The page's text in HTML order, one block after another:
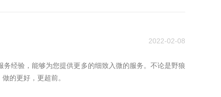
2022-02-08
经验，能够为您提供更多的细致入微的服务。不论是野狼
的更好，更超前。